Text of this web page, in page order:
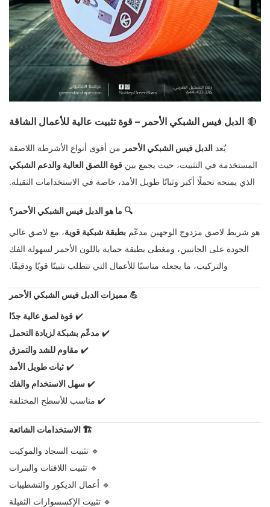
🔴 الدبل فيس الشبكي الأحمر – قوة تثبيت عالية للأعمال الشاقة
يُعد الدبل فيس الشبكي الأحمر من أقوى أنواع الأشرطة اللاصقة
المستخدمة في التثبيت، حيث يجمع بين قوة اللصق العالية والدعم الشبكي
الذي يمنحه تحملًا أكبر وثباتًا طويل الأمد، خاصة في الاستخدامات الثقيلة.
🔍 ما هو الدبل فيس الشبكي الأحمر؟
هو شريط لاصق مزدوج الوجهين مدعّم بطبقة شبكية قوية، مع لاصق عالي
الجودة على الجانبين، ومغطى بطبقة حماية باللون الأحمر لسهولة الفك
والتركيب، ما يجعله مناسبًا للأعمال التي تتطلب تثبيتًا قويًا ودقيقًا.
💪 مميزات الدبل فيس الشبكي الأحمر
✔️ قوة لصق عالية جدًا
✔️ مدعّم بشبكة لزيادة التحمل
✔️ مقاوم للشد والتمزق
✔️ ثبات طويل الأمد
✔️ سهل الاستخدام والفك
✔️ مناسب للأسطح المختلفة
🏗️ الاستخدامات الشائعة
🔹 تثبيت السجاد والموكيت
🔹 تثبيت اللافتات والبنرات
🔹 أعمال الديكور والتشطيبات
🔹 تثبيت الإكسسوارات الثقيلة